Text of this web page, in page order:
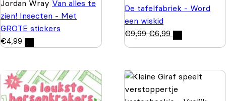
Jordan Wray Van alles te
zien! Insecten - Met
GROTE stickers
€4,99
De tafelfabriek - Word
een wiskid
€9,99 €6,99